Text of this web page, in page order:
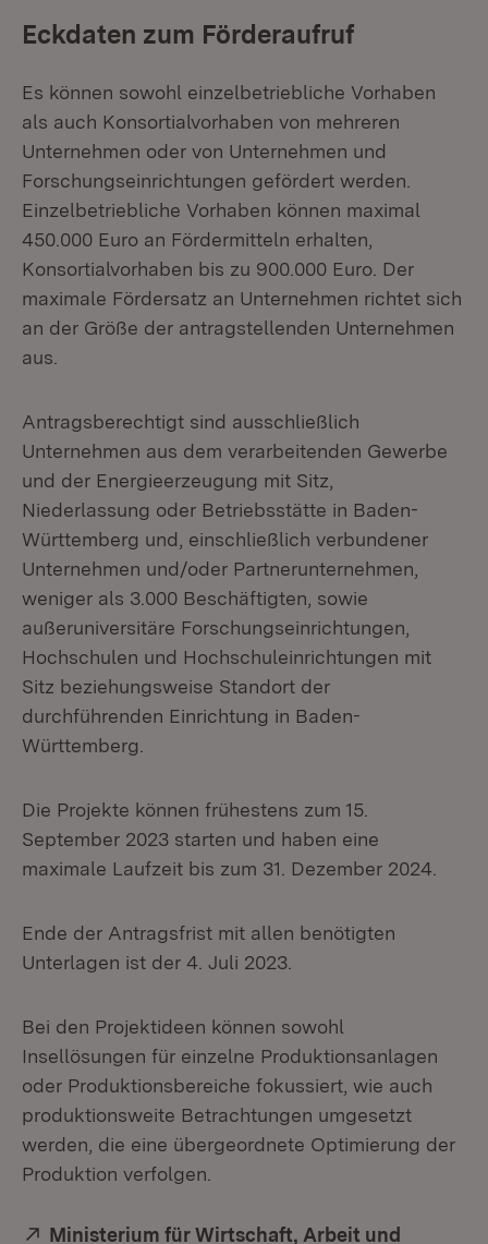
Eckdaten zum Förderaufruf
Es können sowohl einzelbetriebliche Vorhaben
als auch Konsortialvorhaben von mehreren
Unternehmen oder von Unternehmen und
Forschungseinrichtungen gefördert werden.
Einzelbetriebliche Vorhaben können maximal
450.000 Euro an Fördermitteln erhalten,
Konsortialvorhaben bis zu 900.000 Euro. Der
maximale Fördersatz an Unternehmen richtet sich
an der Größe der antragstellenden Unternehmen
aus.
Antragsberechtigt sind ausschließlich
Unternehmen aus dem verarbeitenden Gewerbe
und der Energieerzeugung mit Sitz,
Niederlassung oder Betriebsstätte in Baden-
Württemberg und, einschließlich verbundener
Unternehmen und/oder Partnerunternehmen,
weniger als 3.000 Beschäftigten, sowie
außeruniversitäre Forschungseinrichtungen,
Hochschulen und Hochschuleinrichtungen mit
Sitz beziehungsweise Standort der
durchführenden Einrichtung in Baden-
Württemberg.
Die Projekte können frühestens zum 15.
September 2023 starten und haben eine
maximale Laufzeit bis zum 31. Dezember 2024.
Ende der Antragsfrist mit allen benötigten
Unterlagen ist der 4. Juli 2023.
Bei den Projektideen können sowohl
Insellösungen für einzelne Produktionsanlagen
oder Produktionsbereiche fokussiert, wie auch
produktionsweite Betrachtungen umgesetzt
werden, die eine übergeordnete Optimierung der
Produktion verfolgen.
Extern:
Ministerium für Wirtschaft, Arbeit und